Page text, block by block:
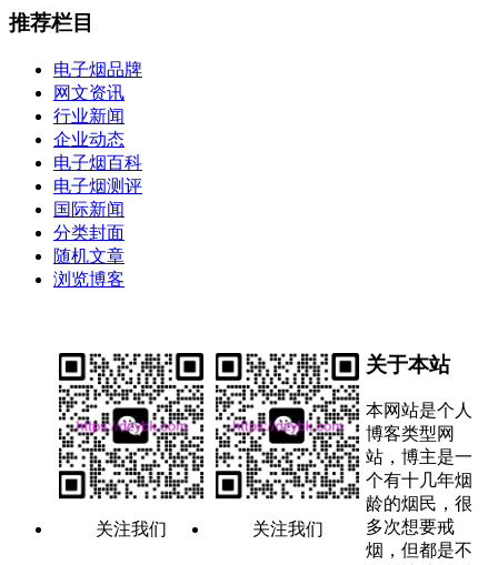
推荐栏目
电子烟品牌
网文资讯
行业新闻
企业动态
电子烟百科
电子烟测评
国际新闻
分类封面
随机文章
浏览博客
关注我们 关注我们
关于本站
本网站是个人
博客类型网
站，博主是一
个有十几年烟
龄的烟民，很
多次想要戒
烟，但都是不